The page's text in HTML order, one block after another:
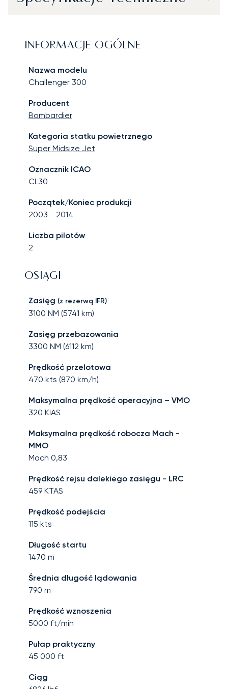
INFORMACJE OGÓLNE
Nazwa modelu
Challenger 300
Producent
Bombardier
Kategoria statku powietrznego
Super Midsize Jet
Oznacznik ICAO
CL30
Początek/Koniec produkcji
2003 - 2014
Liczba pilotów
2
OSIĄGI
Zasięg (z rezerwą IFR)
3100 NM (5741 km)
Zasięg przebazowania
3300 NM (6112 km)
Prędkość przelotowa
470 kts (870 km/h)
Maksymalna prędkość operacyjna – VMO
320 KIAS
Maksymalna prędkość robocza Mach -
MMO
Mach 0,83
Prędkość rejsu dalekiego zasięgu - LRC
459 KTAS
Prędkość podejścia
115 kts
Długość startu
1470 m
Średnia długość lądowania
790 m
Prędkość wznoszenia
5000 ft/min
Pułap praktyczny
45 000 ft
Ciąg